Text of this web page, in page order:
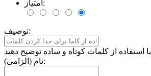
امتیاز:
توصیف:
نام (الزامی):